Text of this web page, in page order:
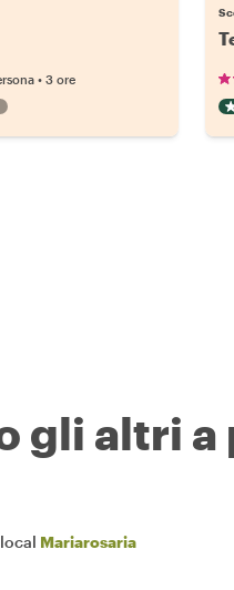
• 3 ore
gli altri
Mariarosaria